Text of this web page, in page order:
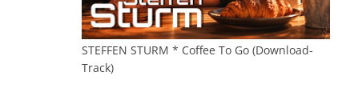
STEFFEN STURM * Coffee To Go (Download-
Track)